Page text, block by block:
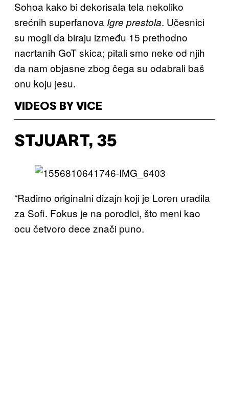
Sohoa kako bi dekorisala tela nekoliko
srećnih superfanova Igre prestola. Učesnici
su mogli da biraju između 15 prethodno
nacrtanih GoT skica; pitali smo neke od njih
da nam objasne zbog čega su odabrali baš
onu koju jesu.
VIDEOS BY VICE
STJUART, 35
“Radimo originalni dizajn koji je Loren uradila
za Sofi. Fokus je na porodici, što meni kao
ocu četvoro dece znači puno.